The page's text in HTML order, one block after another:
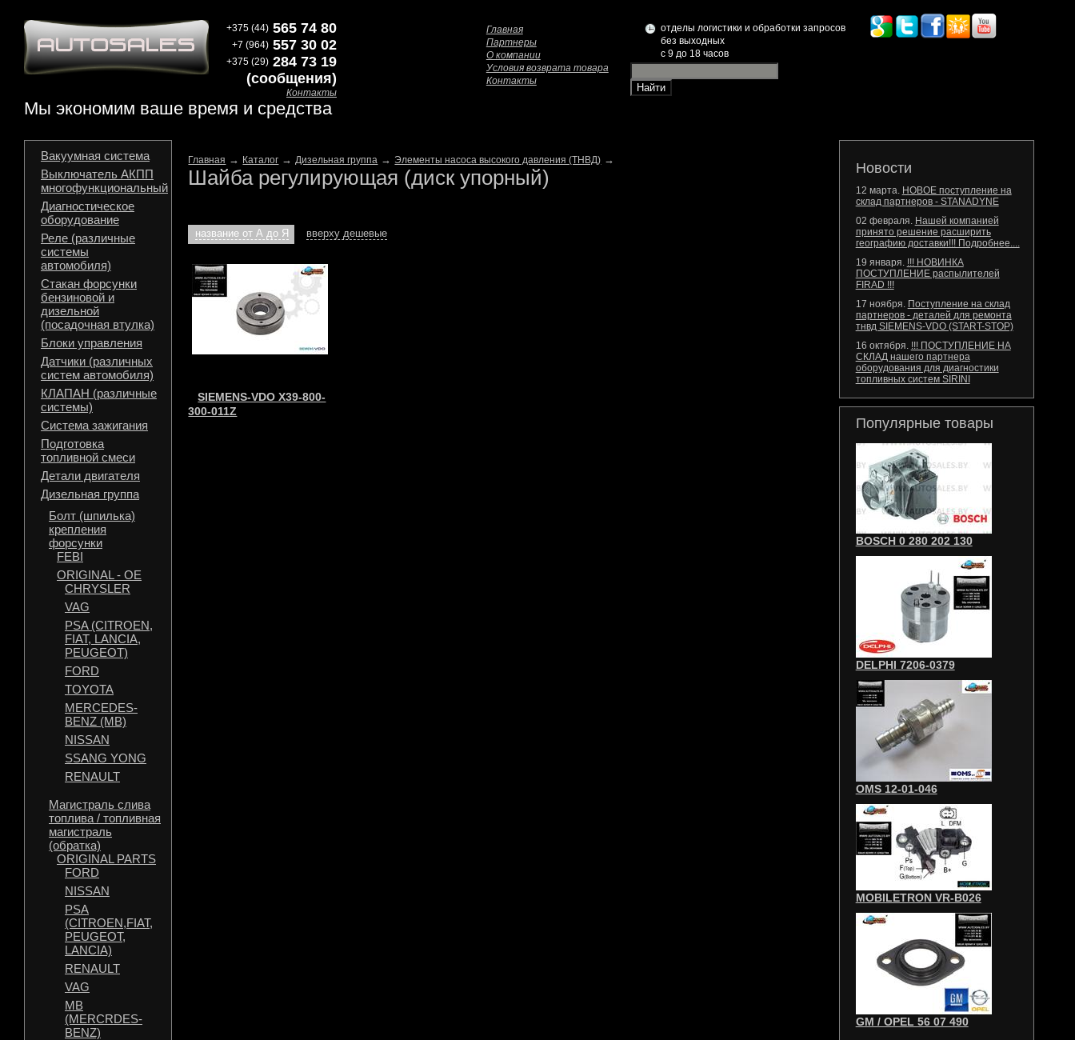
Мы экономим ваше время и средства
+375 (44) 565 74 80
+7 (964) 557 30 02
+375 (29) 284 73 19
(сообщения)
Контакты
Главная
Партнеры
О компании
Условия возврата товара
Контакты
отделы логистики и обработки запросов
без выходных
c 9 до 18 часов
Вакуумная система
Выключатель АКПП
многофункциональный
Диагностическое
оборудование
Реле (различные
системы
автомобиля)
Стакан форсунки
бензиновой и
дизельной
(посадочная втулка)
Блоки управления
Датчики (различных
систем автомобиля)
КЛАПАН (различные
системы)
Система зажигания
Подготовка
топливной смеси
Детали двигателя
Дизельная группа
Болт (шпилька)
крепления
форсунки
FEBI
ORIGINAL - OE
CHRYSLER
VAG
PSA (CITROEN,
FIAT, LANCIA,
PEUGEOT)
FORD
TOYOTA
MERCEDES-
BENZ (MB)
NISSAN
SSANG YONG
RENAULT
Магистраль слива
топлива / топливная
магистраль
(обратка)
ORIGINAL PARTS
FORD
NISSAN
PSA
(CITROEN,FIAT,
PEUGEOT,
LANCIA)
RENAULT
VAG
MB
(MERCRDES-
BENZ)
Главная → Каталог →Дизельная группа → Элементы насоса высокого давления (ТНВД) →
Шайба регулирующая (диск упорный)
название от А до Я вверху дешевые
SIEMENS-VDO X39-800-
300-011Z
Новости
12 марта. НОВОЕ поступление на
склад партнеров - STANADYNE
02 февраля. Нашей компанией
принято решение расширить
географию доставки!!! Подробнее....
19 января. !!! НОВИНКА
ПОСТУПЛЕНИЕ распылителей
FIRAD !!!
17 ноября. Поступление на склад
партнеров - деталей для ремонта
тнвд SIEMENS-VDO (START-STOP)
16 октября. !!! ПОСТУПЛЕНИЕ НА
СКЛАД нашего партнера
оборудования для диагностики
топливных систем SIRINI
Популярные товары
BOSCH 0 280 202 130
DELPHI 7206-0379
OMS 12-01-046
MOBILETRON VR-B026
GM / OPEL 56 07 490